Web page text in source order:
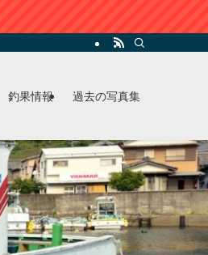
釣果情報 過去の写真集